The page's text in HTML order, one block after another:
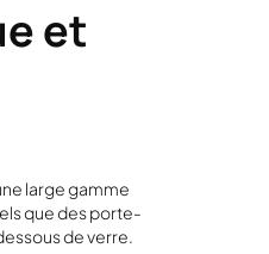
et
large gamme
que des porte-
de verre.